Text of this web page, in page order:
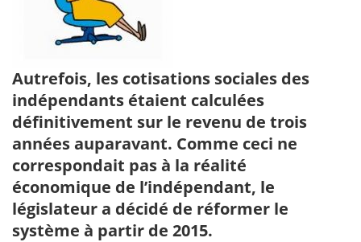
Autrefois, les cotisations sociales des
indépendants étaient calculées
définitivement sur le revenu de trois
années auparavant. Comme ceci ne
correspondait pas à la réalité
économique de l’indépendant, le
législateur a décidé de réformer le
système à partir de 2015.